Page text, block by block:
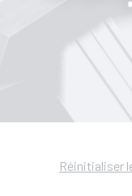
Réinitialiser